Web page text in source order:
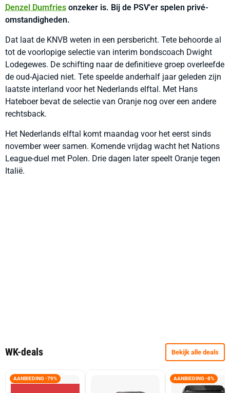
Denzel Dumfries onzeker is. Bij de PSV'er spelen privé-
omstandigheden.
Dat laat de KNVB weten in een persbericht. Tete behoorde al
tot de voorlopige selectie van interim bondscoach Dwight
Lodegewes. De schifting naar de definitieve groep overleefde
de oud-Ajacied niet. Tete speelde anderhalf jaar geleden zijn
laatste interland voor het Nederlands elftal. Met Hans
Hateboer bevat de selectie van Oranje nog over een andere
rechtsback.
Het Nederlands elftal komt maandag voor het eerst sinds
november weer samen. Komende vrijdag wacht het Nations
League-duel met Polen. Drie dagen later speelt Oranje tegen
Italië.
WK-deals Bekijk alle deals
AANBIEDING -79% AANBIEDING -8%